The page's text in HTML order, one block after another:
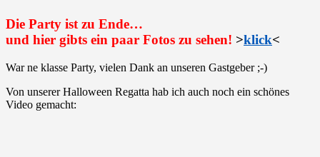
Die Party ist zu Ende…
und hier gibts ein paar Fotos zu sehen! >klick<
War ne klasse Party, vielen Dank an unseren Gastgeber ;-)
Von unserer Halloween Regatta hab ich auch noch ein schönes
Video gemacht: